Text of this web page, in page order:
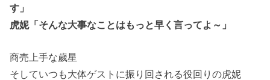
す」
虎妮「そんな大事なことはもっと早く言ってよ～」
商売上手な歲星
そしていつも大体ゲストに振り回される役回りの虎妮